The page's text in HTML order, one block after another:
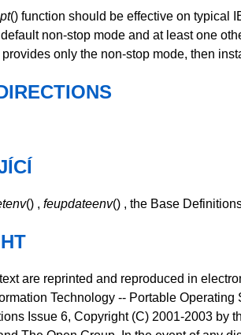
() function should be effective on typical
non-stop mode and at least one
only the non-stop mode, then
() , feupdateenv() , the Base
are reprinted and reproduced in
Technology -- Portable
Issue 6, Copyright (C) 2001-2003 by